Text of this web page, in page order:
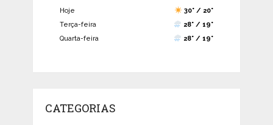
Hoje
30° / 20°
Terça-feira
28° / 19°
Quarta-feira
28° / 19°
CATEGORIAS